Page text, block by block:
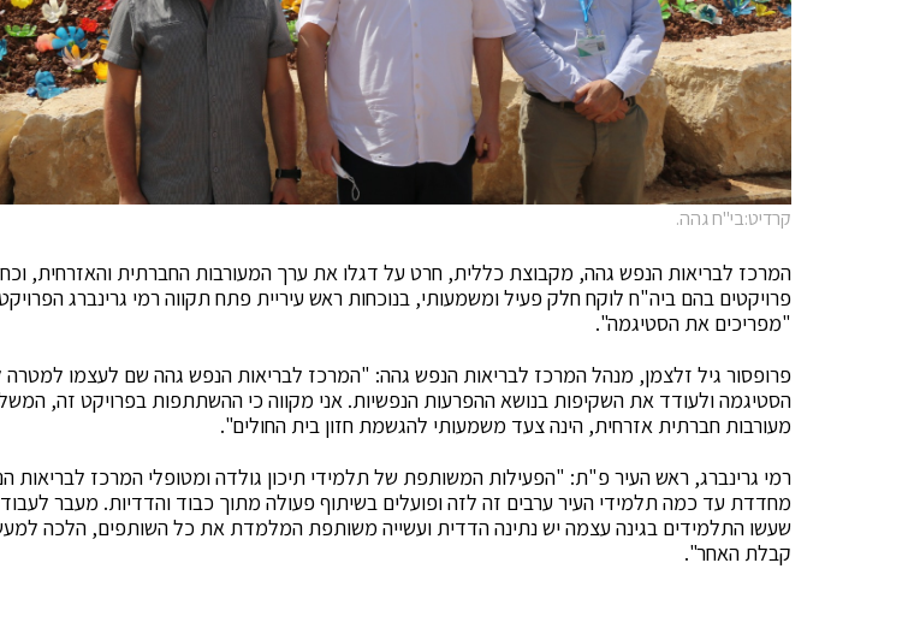
קרדיט:בי"ח גהה.
המרכז לבריאות הנפש גהה, מקבוצת כללית, חרט על דגלו את ערך המעורבות החברתית והאזרחית,
פרויקטים בהם ביה"ח לוקח חלק פעיל ומשמעותי, בנוכחות ראש עיריית פתח תקווה רמי גרינברג
"מפריכים את הסטיגמה".
פרופסור גיל זלצמן, מנהל המרכז לבריאות הנפש גהה: "המרכז לבריאות הנפש גהה שם לעצמו
הסטיגמה ולעודד את השקיפות בנושא ההפרעות הנפשיות. אני מקווה כי ההשתתפות בפרויקט זה,
מעורבות חברתית אזרחית, הינה צעד משמעותי להגשמת חזון בית החולים".
רמי גרינברג, ראש העיר פ"ת: "הפעילות המשותפת של תלמידי תיכון גולדה ומטופלי המרכז לבריאות
מחדדת עד כמה תלמידי העיר ערבים זה לזה ופועלים בשיתוף פעולה מתוך כבוד והדדיות. מעבר
שעשו התלמידים בגינה עצמה יש נתינה הדדית ועשייה משותפת המלמדת את כל השותפים, הלכה
קבלת האחר".